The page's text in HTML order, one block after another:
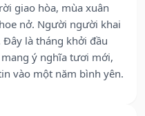
giao hòa, mùa xuân
nở. Người người khai
Đây là tháng khởi đầu
ý nghĩa tươi mới,
vào một năm bình yên.